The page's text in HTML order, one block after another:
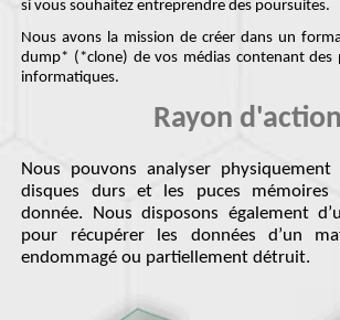
si vous souhaitez entreprendre des poursuites.
Nous avons la mission de créer dans un
dump* (*clone) de vos médias contenant des
informatiques.
Rayon d'action
Nous pouvons analyser
disques durs et les puces mémoires
donnée. Nous disposons également
pour récupérer les données d’un
endommagé ou partiellement détruit.